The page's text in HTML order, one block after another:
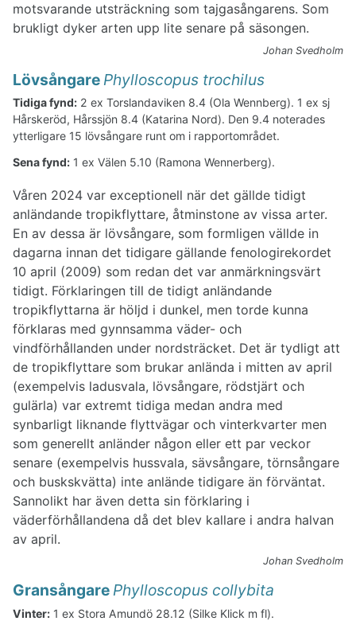
motsvarande utsträckning som tajgasångarens. Som
brukligt dyker arten upp lite senare på säsongen.
Johan Svedholm
Lövsångare Phylloscopus trochilus
Tidiga fynd: 2 ex Torslandaviken 8.4 (Ola Wennberg). 1 ex sj
Hårskeröd, Hårssjön 8.4 (Katarina Nord). Den 9.4 noterades
ytterligare 15 lövsångare runt om i rapportområdet.
Sena fynd: 1 ex Välen 5.10 (Ramona Wennerberg).
Våren 2024 var exceptionell när det gällde tidigt
anländande tropikflyttare, åtminstone av vissa arter.
En av dessa är lövsångare, som formligen vällde in
dagarna innan det tidigare gällande fenologirekordet
10 april (2009) som redan det var anmärkningsvärt
tidigt. Förklaringen till de tidigt anländande
tropikflyttarna är höljd i dunkel, men torde kunna
förklaras med gynnsamma väder- och
vindförhållanden under nordsträcket. Det är tydligt att
de tropikflyttare som brukar anlända i mitten av april
(exempelvis ladusvala, lövsångare, rödstjärt och
gulärla) var extremt tidiga medan andra med
synbarligt liknande flyttvägar och vinterkvarter men
som generellt anländer någon eller ett par veckor
senare (exempelvis hussvala, sävsångare, törnsångare
och buskskvätta) inte anlände tidigare än förväntat.
Sannolikt har även detta sin förklaring i
väderförhållandena då det blev kallare i andra halvan
av april.
Johan Svedholm
Gransångare Phylloscopus collybita
Vinter: 1 ex Stora Amundö 28.12 (Silke Klick m fl).